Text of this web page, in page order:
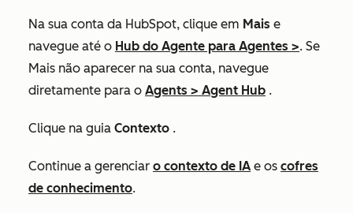
Na sua conta da HubSpot, clique em Mais e
navegue até o Hub do Agente para Agentes >. Se
Mais não aparecer na sua conta, navegue
diretamente para o Agents > Agent Hub .
Clique na guia Contexto .
Continue a gerenciar o contexto de IA e os cofres
de conhecimento.